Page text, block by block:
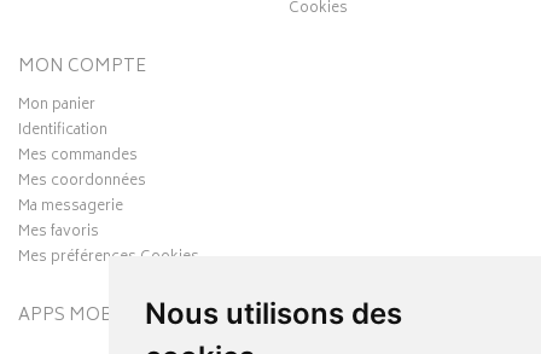
Nous utilisons des
Cookies
MON COMPTE
Mon panier
Identification
Mes commandes
Mes coordonnées
Ma messagerie
Mes favoris
Mes préférences Cookies
APPS MOBILES